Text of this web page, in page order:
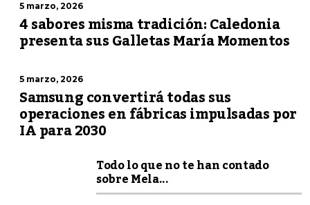
5 marzo, 2026
4 sabores misma tradición: Caledonia
presenta sus Galletas María Momentos
5 marzo, 2026
Samsung convertirá todas sus
operaciones en fábricas impulsadas por
IA para 2030
Todo lo que no te han contado
sobre Mela...